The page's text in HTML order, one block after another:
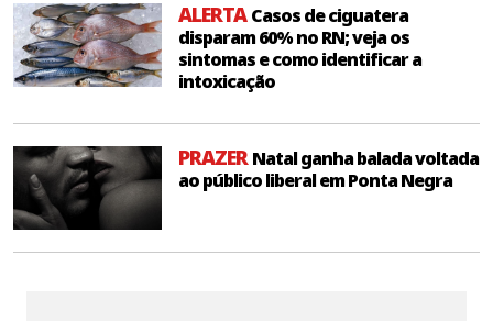
ALERTACasos de ciguatera
disparam 60% no RN; veja os
sintomas e como identificar a
intoxicação
PRAZERNatal ganha balada voltada
ao público liberal em Ponta Negra